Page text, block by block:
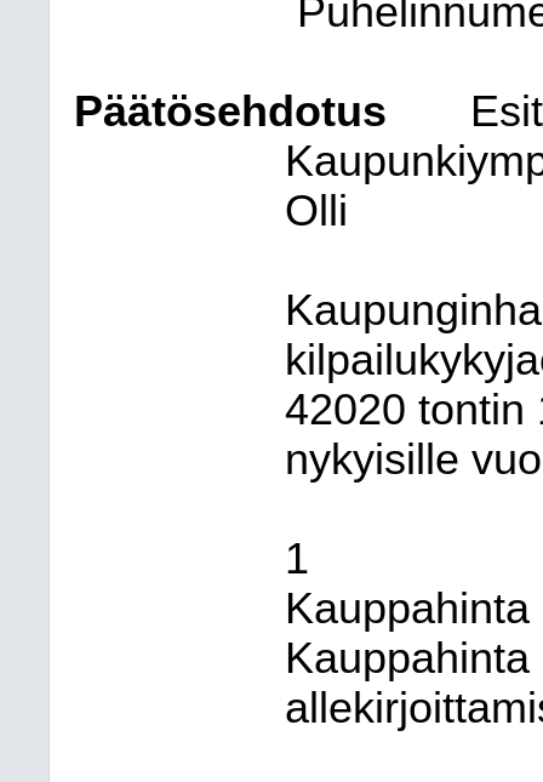
Päätösehdotus
Olli
42020 tontin
nykyisille
1